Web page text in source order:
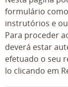
formulário
instrutórios e
Para proceder
deverá estar
efetuado o seu
lo clicando em